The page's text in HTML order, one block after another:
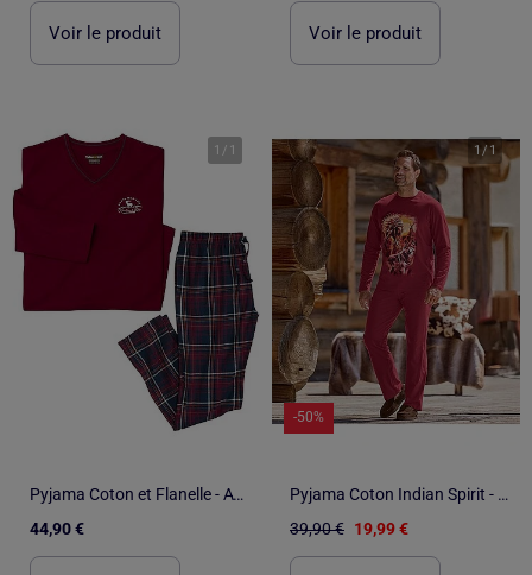
Voir le produit Voir le produit
1 / 1
Pyjama Coton et Flanelle - ATLAS FOR MEN
44,90 €
1 /1
-50%
Pyjama Coton Indian Spirit - ATLAS FOR MEN
39,90 € 19,99 €